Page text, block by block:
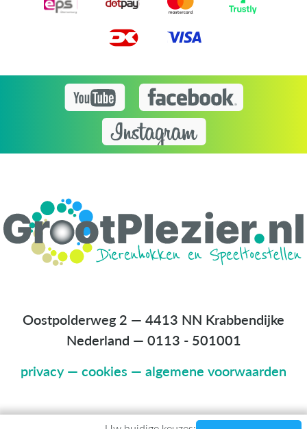
Oostpolderweg 2 — 4413 NN Krabbendijke
Nederland — 0113 - 501001
privacy— cookies — algemene voorwaarden